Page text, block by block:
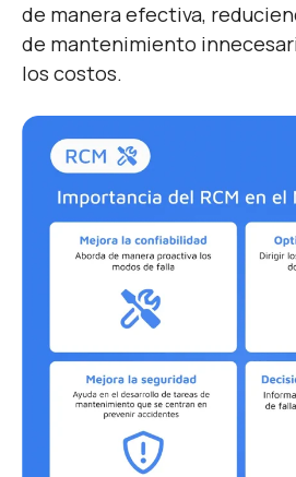
de manera efectiva,
de mantenimiento
los costos.